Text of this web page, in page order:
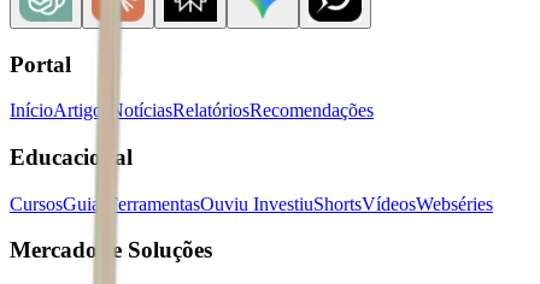
Portal
InícioArtigos NotíciasRelatóriosRecomendações
Educacional
CursosGuias FerramentasOuviu InvestiuShortsVídeosWebséries
Mercados e Soluções